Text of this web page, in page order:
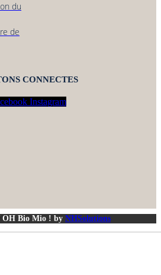
du
de
CONNECTES
Instagram
OH Bio Mio ! by NHSolutions